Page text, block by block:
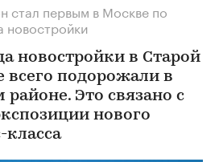
стал первым в Москве по
новостройки
новостройки в Старой
всего подорожали в
Это связано с
нового
класса